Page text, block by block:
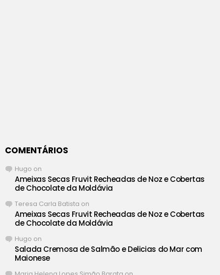
COMENTÁRIOS
Hugo on
Ameixas Secas Fruvit Recheadas de Noz e Cobertas
de Chocolate da Moldávia
Teresa Carla Batista on
Ameixas Secas Fruvit Recheadas de Noz e Cobertas
de Chocolate da Moldávia
Hugo on
Salada Cremosa de Salmão e Delicias do Mar com
Maionese